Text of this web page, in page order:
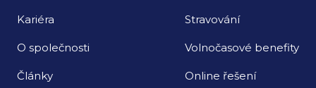
Kariéra
O společnosti
Články
Stravování
Volnočasové benefity
Online řešení